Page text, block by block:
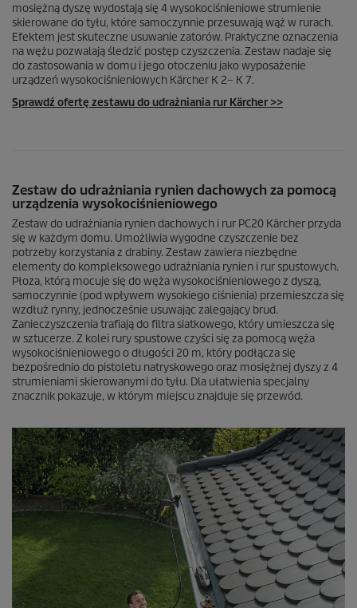
mosiężną dyszę wydostają się 4 wysokociśnieniowe strumienie
skierowane do tyłu, które samoczynnie przesuwają wąż w rurach.
Efektem jest skuteczne usuwanie zatorów. Praktyczne oznaczenia
na wężu pozwalają śledzić postęp czyszczenia. Zestaw nadaje się
do zastosowania w domu i jego otoczeniu jako wyposażenie
urządzeń wysokociśnieniowych Kärcher K 2– K 7.
Sprawdź ofertę zestawu do udrażniania rur Kärcher >>
Zestaw do udrażniania rynien dachowych za pomocą
urządzenia wysokociśnieniowego
Zestaw do udrażniania rynien dachowych i rur PC20 Kärcher przyda
się w każdym domu. Umożliwia wygodne czyszczenie bez
potrzeby korzystania z drabiny. Zestaw zawiera niezbędne
elementy do kompleksowego udrażniania rynien i rur spustowych.
Płoza, którą mocuje się do węża wysokociśnieniowego z dyszą,
samoczynnie (pod wpływem wysokiego ciśnienia) przemieszcza się
wzdłuż rynny, jednocześnie usuwając zalegający brud.
Zanieczyszczenia trafiają do filtra siatkowego, który umieszcza się
w sztucerze. Z kolei rury spustowe czyści się za pomocą węża
wysokociśnieniowego o długości 20 m, który podłącza się
bezpośrednio do pistoletu natryskowego oraz mosiężnej dyszy z 4
strumieniami skierowanymi do tyłu. Dla ułatwienia specjalny
znacznik pokazuje, w którym miejscu znajduje się przewód.